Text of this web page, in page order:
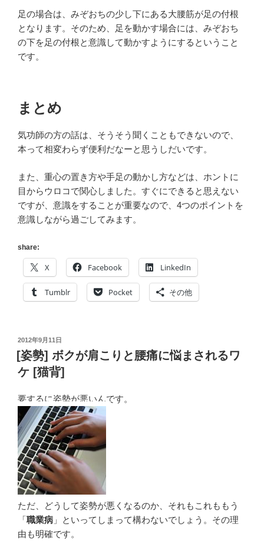
足の場合は、みぞおちの少し下にある大腰筋が足の付根
となります。そのため、足を動かす場合には、みぞおち
の下を足の付根と意識して動かすようにするということ
です。
まとめ
気功師の方の話は、そうそう聞くこともできないので、
本って相変わらず便利だなーと思うしだいです。
また、重心の置き方や手足の動かし方などは、ホントに
目からウロコで関心しました。すぐにできると思えない
ですが、意識をすることが重要なので、4つのポイントを
意識しながら過ごしてみます。
share:
X Facebook LinkedIn
Tumblr Pocket その他
投
稿
日:
2012年9月11日
[姿勢] ボクが肩こりと腰痛に悩まされるワ
ケ [猫背]
要するに姿勢が悪いんです。
ただ、どうして姿勢が悪くなるのか、それもこれももう
「職業病 」といってしまって構わないでしょう。その理
由も明確です。